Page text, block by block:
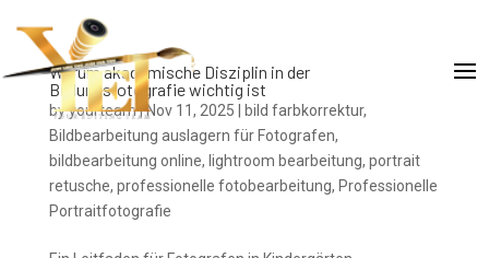
Warum akademische Disziplin in der
Bildungsfotografie wichtig ist
byyourteam|Nov 11, 2025 bild farbkorrektur,
Bildbearbeitung auslagern für Fotografen,
bildbearbeitung online, lightroom bearbeitung, portrait
retusche, professionelle fotobearbeitung, Professionelle
Portraitfotografie